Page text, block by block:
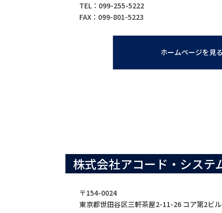
TEL：099-255-5222
FAX：099-801-5223
ホームページを見
株式会社アコード・システ
〒154-0024
東京都世田谷区三軒茶屋2-11-26 コア第2ビル